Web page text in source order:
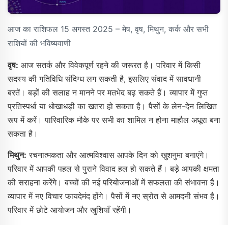
आज का राशिफल 15 अगस्त 2025 – मेष, वृष, मिथुन, कर्क और सभी
राशियों की भविष्यवाणी
वृष: आज सतर्क और विवेकपूर्ण रहने की जरूरत है। परिवार में किसी
सदस्य की गतिविधि संदिग्ध लग सकती है, इसलिए संवाद में सावधानी
बरतें। बड़ों की सलाह न मानने पर मतभेद बढ़ सकते हैं। व्यापार में गुप्त
प्रतिस्पर्धा या धोखाधड़ी का खतरा हो सकता है। पैसों के लेन-देन लिखित
रूप में करें। पारिवारिक मौके पर सभी का शामिल न होना माहौल अधूरा बना
सकता है।
मिथुन: रचनात्मकता और आत्मविश्वास आपके दिन को खुशनुमा बनाएंगे।
परिवार में आपकी पहल से पुराने विवाद हल हो सकते हैं। बड़े आपकी क्षमता
की सराहना करेंगे। बच्चों की नई परियोजनाओं में सफलता की संभावना है।
व्यापार में नए विचार फायदेमंद होंगे। पैसों में नए स्रोत से आमदनी संभव है।
परिवार में छोटे आयोजन और खुशियाँ रहेंगी।